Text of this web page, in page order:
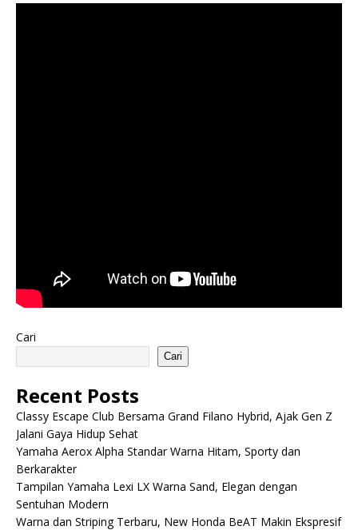
Cari
Cari
Recent Posts
Classy Escape Club Bersama Grand Filano Hybrid, Ajak Gen Z
Jalani Gaya Hidup Sehat
Yamaha Aerox Alpha Standar Warna Hitam, Sporty dan
Berkarakter
Tampilan Yamaha Lexi LX Warna Sand, Elegan dengan
Sentuhan Modern
Warna dan Striping Terbaru, New Honda BeAT Makin Ekspresif